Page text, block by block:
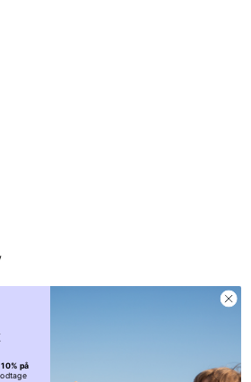
og nys om udsalgskampagner.
her.
10% på